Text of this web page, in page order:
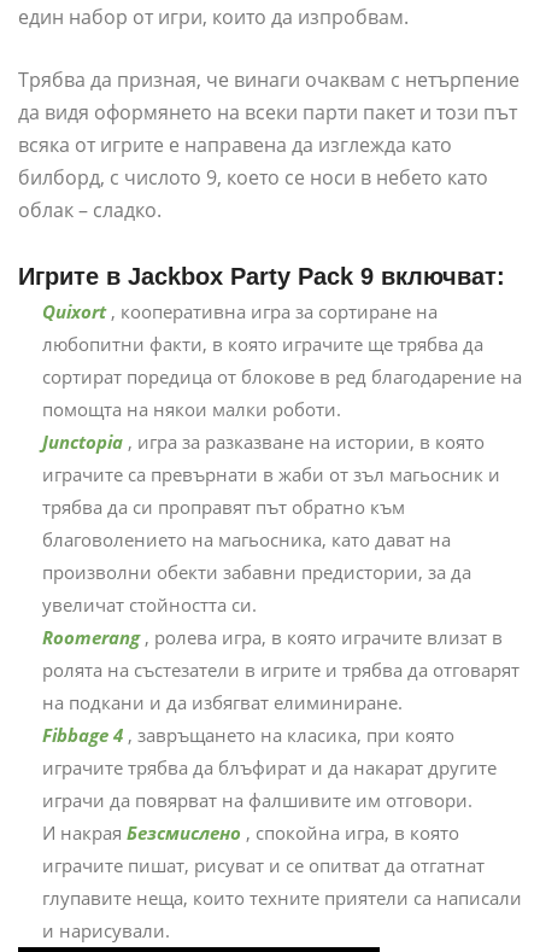
един набор от игри, които да изпробвам.
Трябва да призная, че винаги очаквам с нетърпение
да видя оформянето на всеки парти пакет и този път
всяка от игрите е направена да изглежда като
билборд, с числото 9, което се носи в небето като
облак – сладко.
Игрите в Jackbox Party Pack 9 включват:
Quixort , кооперативна игра за сортиране на
любопитни факти, в която играчите ще трябва да
сортират поредица от блокове в ред благодарение на
помощта на някои малки роботи.
Junctopia , игра за разказване на истории, в която
играчите са превърнати в жаби от зъл магьосник и
трябва да си проправят път обратно към
благоволението на магьосника, като дават на
произволни обекти забавни предистории, за да
увеличат стойността си.
Roomerang , ролева игра, в която играчите влизат в
ролята на състезатели в игрите и трябва да отговарят
на подкани и да избягват елиминиране.
Fibbage 4 , завръщането на класика, при която
играчите трябва да блъфират и да накарат другите
играчи да повярват на фалшивите им отговори.
И накрая Безсмислено , спокойна игра, в която
играчите пишат, рисуват и се опитват да отгатнат
глупавите неща, които техните приятели са написали
и нарисували.